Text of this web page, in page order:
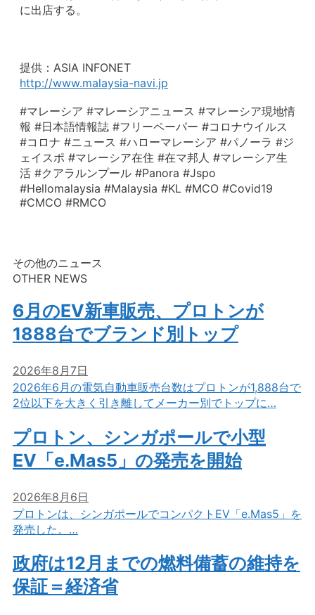
に出店する。
提供：ASIA INFONET
http://www.malaysia-navi.jp
#マレーシア #マレーシアニュース #マレーシア現地情
報 #日本語情報誌 #フリーペーパー #コロナウイルス
#コロナ #ニュース #ハローマレーシア #パノーラ #ジ
ェイスポ #マレーシア在住 #在マ邦人 #マレーシア生
活 #クアラルンプール #Panora #Jspo
#Hellomalaysia #Malaysia #KL #MCO #Covid19
#CMCO #RMCO
その他のニュース
OTHER NEWS
6月のEV新車販売、プロトンが
1888台でブランド別トップ
2026年8月7日
2026年6月の電気自動車販売台数はプロトンが1,888台で
2位以下を大きく引き離してメーカー別でトップに…
プロトン、シンガポールで小型
EV「e.Mas5」の発売を開始
2026年8月6日
プロトンは、シンガポールでコンパクトEV「e.Mas5」を
発売した。…
政府は12月までの燃料備蓄の維持を
保証＝経済省